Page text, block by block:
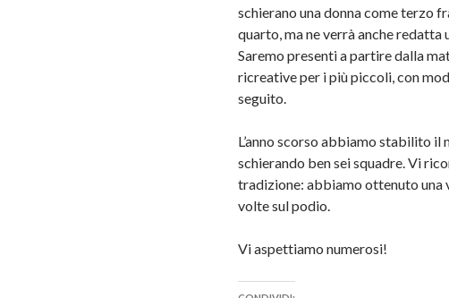
schierano una donna come terzo
quarto, ma ne verrà anche redatta
Saremo presenti a partire dalla
ricreative per i più piccoli, con
seguito.
L’anno scorso abbiamo stabilito
schierando ben sei squadre. Vi
tradizione: abbiamo ottenuto una
volte sul podio.
Vi aspettiamo numerosi!